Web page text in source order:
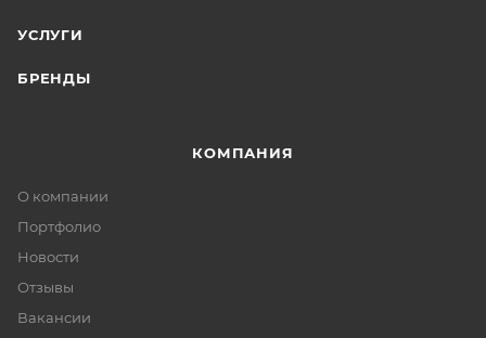
УСЛУГИ
БРЕНДЫ
КОМПАНИЯ
О компании
Портфолио
Новости
Отзывы
Вакансии